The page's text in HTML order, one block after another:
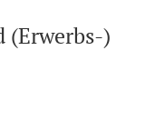
(Erwerbs-)